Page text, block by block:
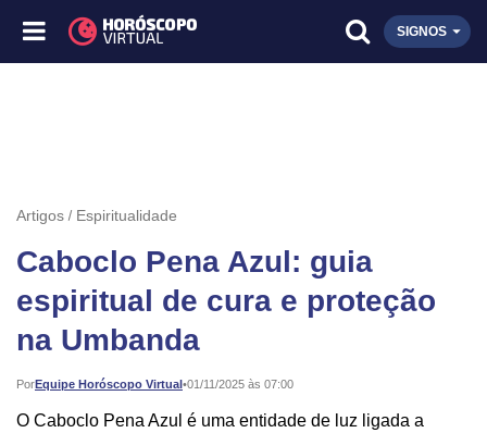
SIGNOS
Artigos Espiritualidade
Caboclo Pena Azul: guia
espiritual de cura e proteção
na Umbanda
PorEquipe Horóscopo Virtual•
Publicado: 01/11/2025 às 07:00
O Caboclo Pena Azul é uma entidade de luz ligada a